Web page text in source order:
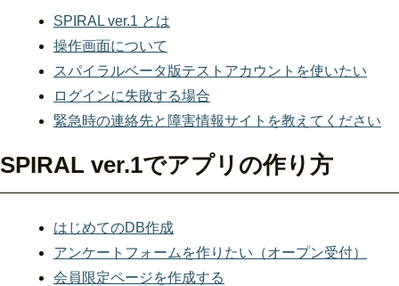
SPIRAL ver.1 とは
操作画面について
スパイラルベータ版テストアカウントを使いたい
ログインに失敗する場合
緊急時の連絡先と障害情報サイトを教えてください
SPIRAL ver.1でアプリの作り方
はじめてのDB作成
アンケートフォームを作りたい（オープン受付）
会員限定ページを作成する